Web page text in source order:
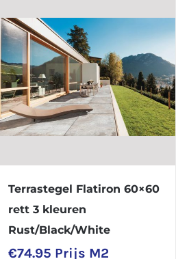
Terrastegel Flatiron 60×60
rett 3 kleuren
Rust/Black/White
€74.95 Prijs M2